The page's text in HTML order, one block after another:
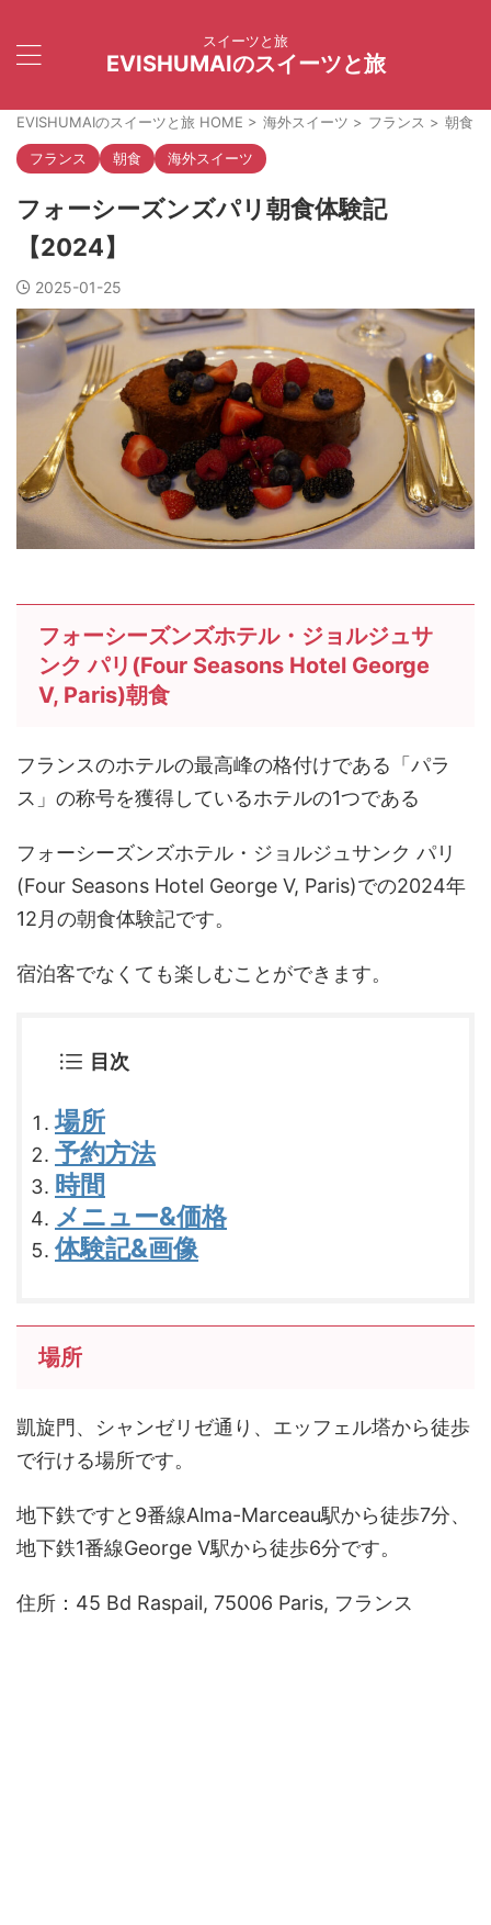
スイーツと旅
EVISHUMAIのスイーツと旅
EVISHUMAIのスイーツと旅 HOME > 海外スイーツ > フランス > 朝食
フランス 朝食 海外スイーツ
フォーシーズンズパリ朝食体験記
【2024】
2025-01-25
フォーシーズンズホテル・ジョルジュサ
ンク パリ(Four Seasons Hotel George
V, Paris)朝食
フランスのホテルの最高峰の格付けである「パラ
ス」の称号を獲得しているホテルの1つである
フォーシーズンズホテル・ジョルジュサンク パリ
(Four Seasons Hotel George V, Paris)での2024年
12月の朝食体験記です。
宿泊客でなくても楽しむことができます。
目次
場所
予約方法
時間
メニュー&価格
体験記&画像
場所
凱旋門、シャンゼリゼ通り、エッフェル塔から徒歩
で行ける場所です。
地下鉄ですと9番線Alma-Marceau駅から徒歩7分、
地下鉄1番線George V駅から徒歩6分です。
住所：45 Bd Raspail, 75006 Paris, フランス